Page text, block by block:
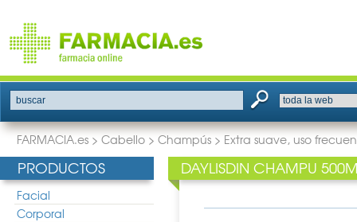
buscar
FARMACIA.es > Cabello > Champús > Extra suave, uso
PRODUCTOS
Facial
Corporal
DAYLISDIN CHAMPU